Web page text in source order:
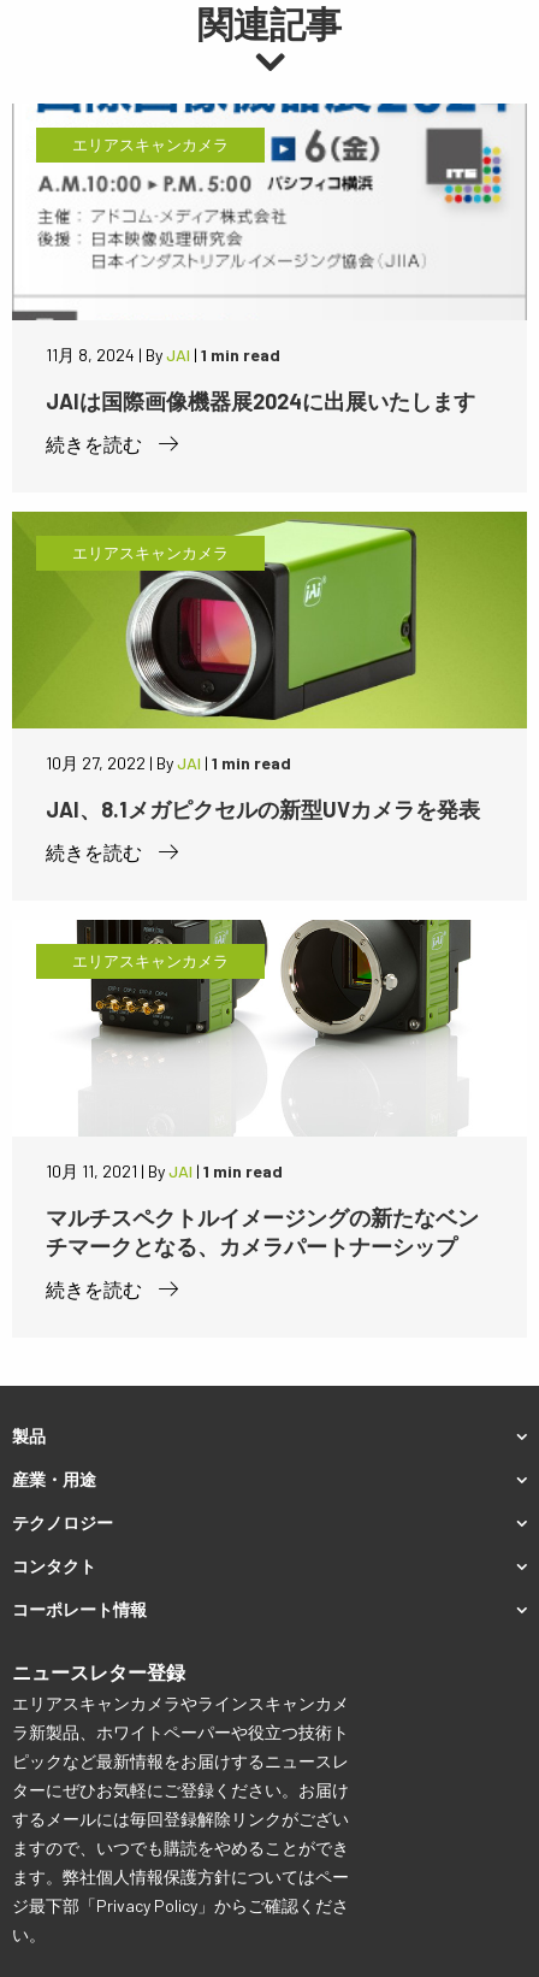
関連記事
エリアスキャンカメラ
11月 8, 2024 | ByJAI | 1 min read
JAIは国際画像機器展2024に出展いたします
続きを読む
エリアスキャンカメラ
10月 27, 2022 | ByJAI | 1 min read
JAI、8.1メガピクセルの新型UVカメラを発表
続きを読む
エリアスキャンカメラ
10月 11, 2021 | ByJAI | 1 min read
マルチスペクトルイメージングの新たなベン
チマークとなる、カメラパートナーシップ
続きを読む
製品
産業・用途
テクノロジー
コンタクト
コーポレート情報
ニュースレター登録
エリアスキャンカメラやラインスキャンカメ
ラ新製品、ホワイトペーパーや役立つ技術ト
ピックなど最新情報をお届けするニュースレ
ターにぜひお気軽にご登録ください。お届け
するメールには毎回登録解除リンクがござい
ますので、いつでも購読をやめることができ
ます。弊社個人情報保護方針についてはペー
ジ最下部「Privacy Policy」からご確認くださ
い。